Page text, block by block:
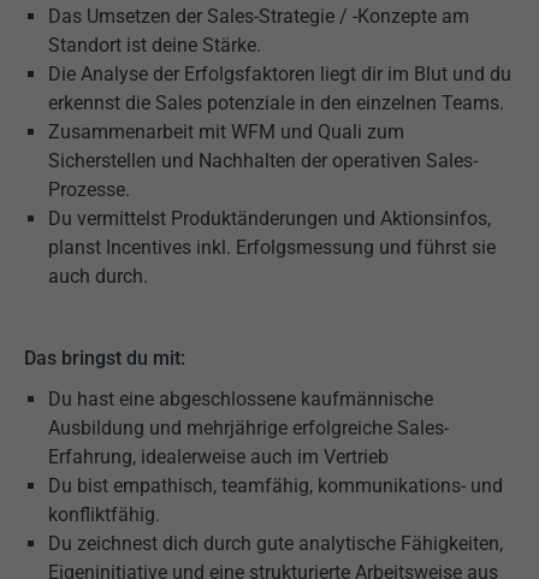
Das Umsetzen der Sales-Strategie / -Konzepte am
Standort ist deine Stärke.
Die Analyse der Erfolgsfaktoren liegt dir im Blut und du
erkennst die Sales potenziale in den einzelnen Teams.
Zusammenarbeit mit WFM und Quali zum
Sicherstellen und Nachhalten der operativen Sales-
Prozesse.
Du vermittelst Produktänderungen und Aktionsinfos,
planst Incentives inkl. Erfolgsmessung und führst sie
auch durch.
Das bringst du mit:
Du hast eine abgeschlossene kaufmännische
Ausbildung und mehrjährige erfolgreiche Sales-
Erfahrung, idealerweise auch im Vertrieb
Du bist empathisch, teamfähig, kommunikations- und
konfliktfähig.
Du zeichnest dich durch gute analytische Fähigkeiten,
Eigeninitiative und eine strukturierte Arbeitsweise aus